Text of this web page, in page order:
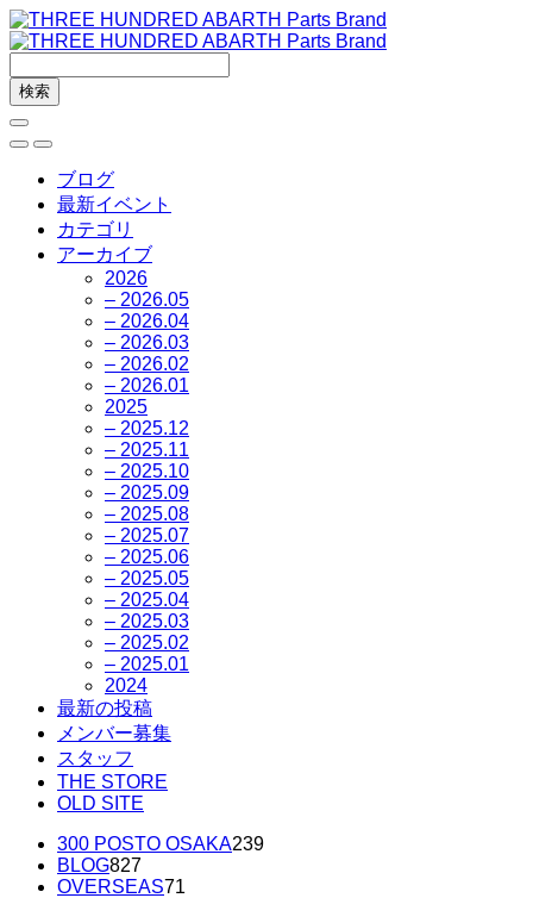
ブログ
最新イベント
カテゴリ
アーカイブ
2026
– 2026.05
– 2026.04
– 2026.03
– 2026.02
– 2026.01
2025
– 2025.12
– 2025.11
– 2025.10
– 2025.09
– 2025.08
– 2025.07
– 2025.06
– 2025.05
– 2025.04
– 2025.03
– 2025.02
– 2025.01
2024
最新の投稿
メンバー募集
スタッフ
THE STORE
OLD SITE
300 POSTO OSAKA239
BLOG827
OVERSEAS71